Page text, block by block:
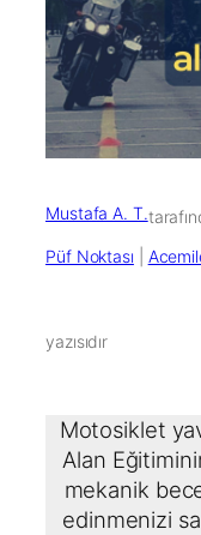
Mustafa A. T.
Püf Noktası
yazısıdır
Motosiklet
Alan
mekanik
edinmenizi